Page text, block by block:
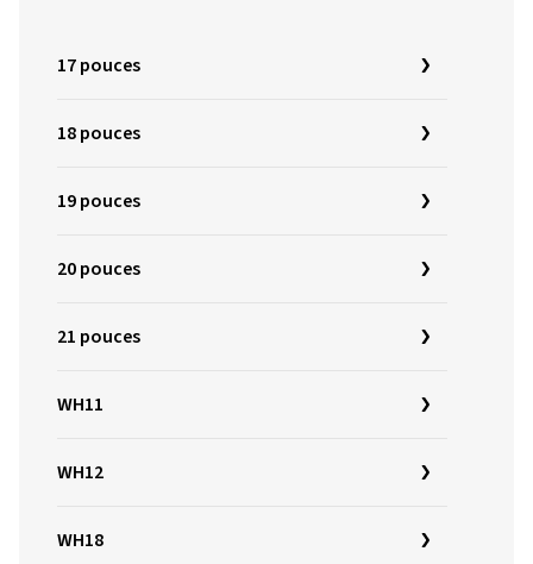
17 pouces
18 pouces
19 pouces
20 pouces
21 pouces
WH11
WH12
WH18